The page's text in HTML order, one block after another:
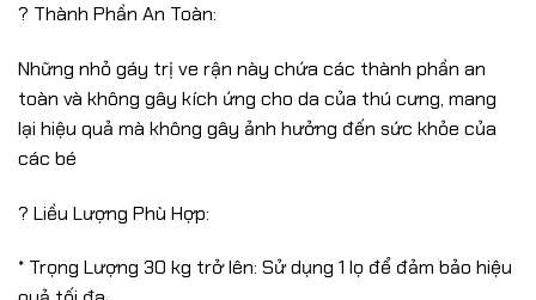
? Thành Phần An Toàn:
Những nhỏ gáy trị ve rận này chứa các thành phần an
toàn và không gây kích ứng cho da của thú cưng, mang
lại hiệu quả mà không gây ảnh hưởng đến sức khỏe của
các bé
? Liều Lượng Phù Hợp:
* Trọng Lượng 30 kg trở lên: Sử dụng 1 lọ để đảm bảo hiệu